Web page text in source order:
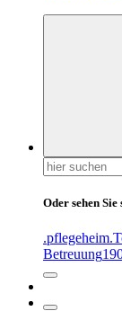
Suchen
nach:
Oder sehen
.pflegeheim
Betreuung